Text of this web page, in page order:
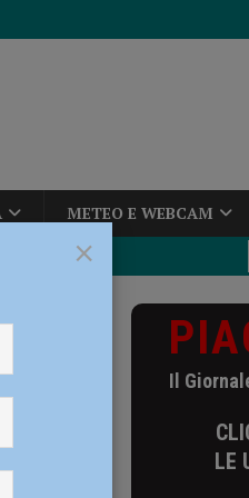
METEO E WEBCAM
un
un
Il
LE
×